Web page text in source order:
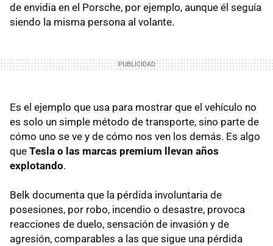
de envidia en el Porsche, por ejemplo, aunque él seguía
siendo la misma persona al volante.
Es el ejemplo que usa para mostrar que el vehículo no
es solo un simple método de transporte, sino parte de
cómo uno se ve y de cómo nos ven los demás. Es algo
que Tesla o las marcas premium llevan años
explotando.
Belk documenta que la pérdida involuntaria de
posesiones, por robo, incendio o desastre, provoca
reacciones de duelo, sensación de invasión y de
agresión, comparables a las que sigue una pérdida